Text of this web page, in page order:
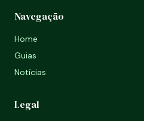
Navegação
Home
Guias
Notícias
Legal